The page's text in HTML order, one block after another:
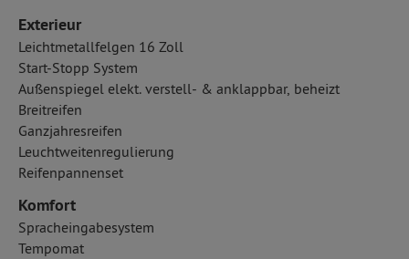
Exterieur
Leichtmetallfelgen 16 Zoll
Start-Stopp System
Außenspiegel elekt. verstell- & anklappbar, beheizt
Breitreifen
Ganzjahresreifen
Leuchtweitenregulierung
Reifenpannenset
Komfort
Spracheingabesystem
Tempomat